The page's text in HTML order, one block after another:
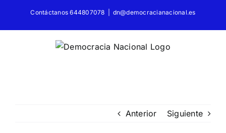
contenido
Contáctanos 644807078 dn@democracianacional.es
Anterior Siguiente